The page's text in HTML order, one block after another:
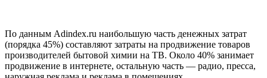
По данным Аdindex.ru наибольшую часть денежных затрат
(порядка 45%) составляют затраты на продвижение товаров
производителей бытовой химии на ТВ. Около 40% занимает
продвижение в интернете, остальную часть — радио, пресса,